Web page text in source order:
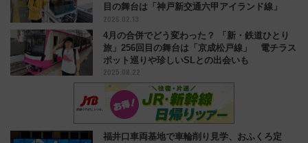
目の舞台は「神戸新交通六甲アイランド線」
2026.02.13
4月の合併でどう変わった？ 「新・鉄道ひとり
旅」256回目の舞台は「京成松戸線」 電チラス
ポット巡りや珍しいSLとの出会いも
2025.08.22
福井口車両基地で車輪削り見学、おふくろ定